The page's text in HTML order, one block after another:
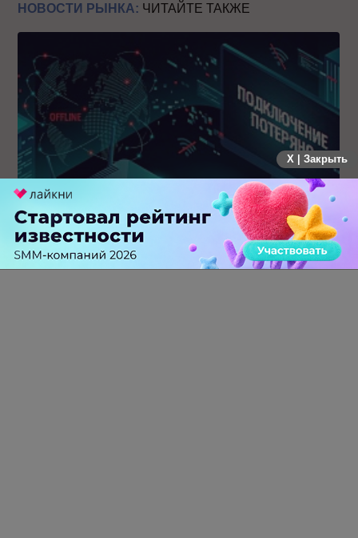
НОВОСТИ РЫНКА: ЧИТАЙТЕ ТАКЖЕ
Крупнейший сбой в рунете: пользователи не могут
попасть на популярные сайты
X | Закрыть